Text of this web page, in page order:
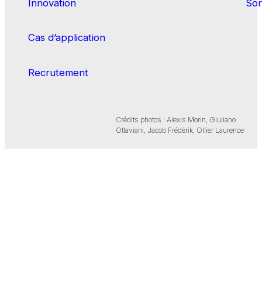
Innovation
Cas d’application
Recrutement
Crédits photos : Alexis Morin, Giuliano
Ottaviani, Jacob Frédérik, Ollier Laurence